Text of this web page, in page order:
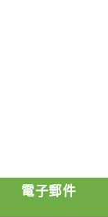
電子郵件